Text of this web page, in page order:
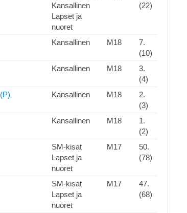
Kansallinen
Lapset ja
nuoret
(22)
Kansallinen M18
7.
(10)
Kansallinen M18
3.
(4)
Kansallinen M18
2.
(3)
Kansallinen M18
1.
(2)
SM-kisat
Lapset ja
nuoret
M17
50.
(78)
SM-kisat
Lapset ja
nuoret
M17
47.
(68)